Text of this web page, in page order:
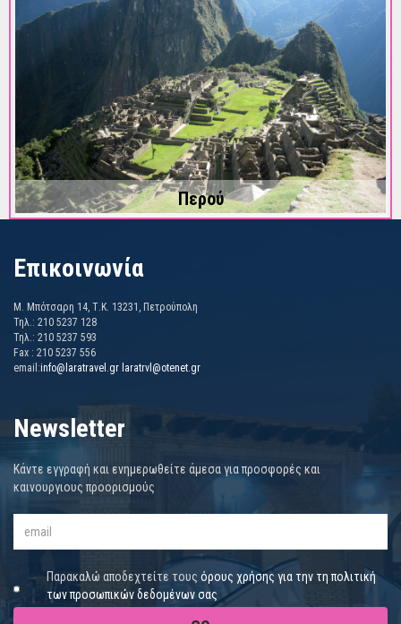
Περού
Επικοινωνία
Μ. Μπότσαρη 14, Τ.Κ. 13231, Πετρούπολη
Τηλ.: 210 5237 128
Τηλ.: 210 5237 593
Fax : 210 5237 556
email:info@laratravel.gr laratrvl@otenet.gr
Newsletter
Κάντε εγγραφή και ενημερωθείτε άμεσα για προσφορές και
καινουργιους προορισμούς
Παρακαλώ αποδεχτείτε τουςόρους χρήσης για την τη πολιτική
των προσωπικών δεδομένων σας